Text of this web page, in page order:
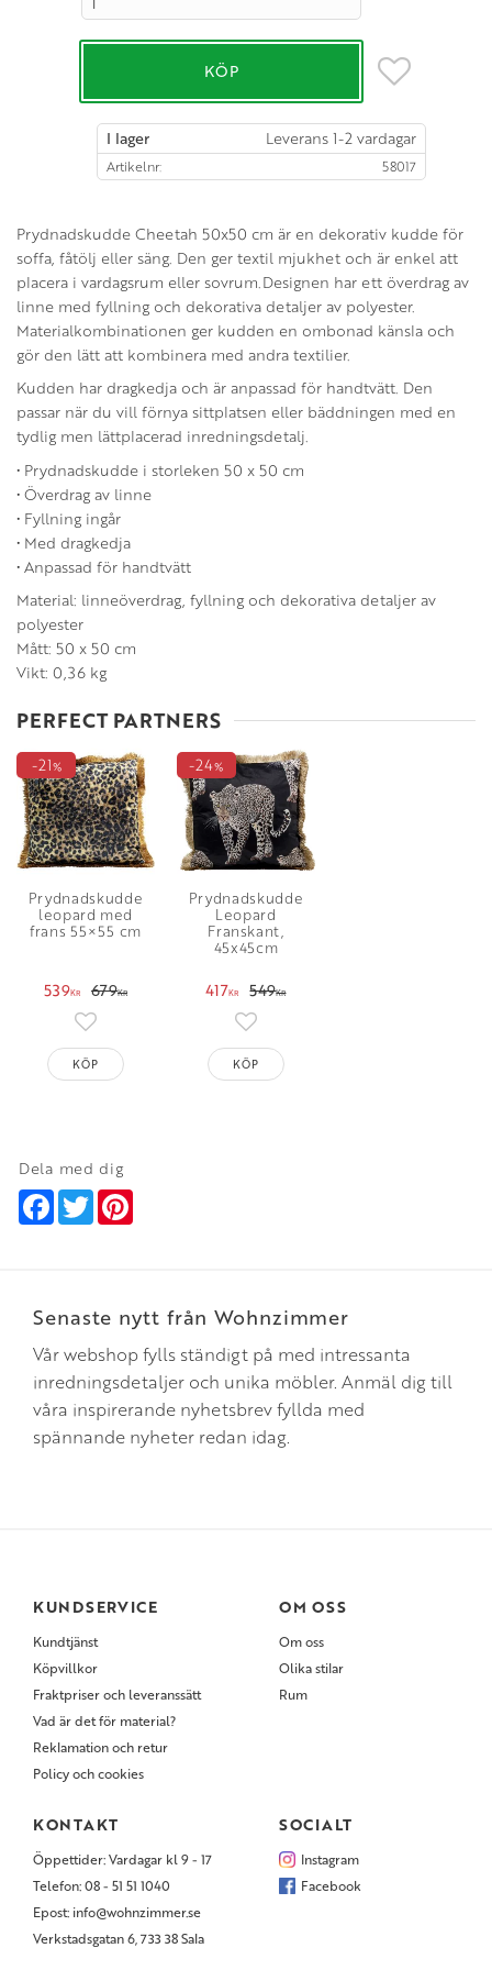
KÖP Lägg till i
I lager
Artikelnr 58017
Prydnadskudde Cheetah 50x50 cm är en dekorativ kudde för
soffa, fåtölj eller säng. Den ger textil mjukhet och är enkel att
placera i vardagsrum eller sovrum.Designen har ett överdrag av
linne med fyllning och dekorativa detaljer av polyester.
Materialkombinationen ger kudden en ombonad känsla och
gör den lätt att kombinera med andra textilier.
Kudden har dragkedja och är anpassad för handtvätt. Den
passar när du vill förnya sittplatsen eller bäddningen med en
tydlig men lättplacerad inredningsdetalj.
• Prydnadskudde i storleken 50 x 50 cm
• Överdrag av linne
• Fyllning ingår
• Med dragkedja
• Anpassad för handtvätt
Material: linneöverdrag, fyllning och dekorativa detaljer av
polyester
Mått: 50 x 50 cm
Vikt: 0,36 kg
PERFECT PARTNERS
Prydnadskudde
leopard med
frans 55×55 cm
539KR 679KR
21%
Lägg till i favoriter
KÖP
Prydnadskudde
Leopard
Franskant,
45x45cm
417KR 549KR
24%
Lägg till i favoriter
KÖP
Dela med dig
Facebook
Twitter
Senaste nytt från Wohnzimmer
Vår webshop fylls ständigt på med intressanta
inredningsdetaljer och unika möbler. Anmäl dig till
våra inspirerande nyhetsbrev fyllda med
spännande nyheter redan idag.
KUNDSERVICE
Kundtjänst
Köpvillkor
Fraktpriser och leveranssätt
Vad är det för material?
Reklamation och retur
Policy och cookies
OM OSS
Om oss
Olika stilar
Rum
KONTAKT
Öppettider: Vardagar kl 9 - 17
Telefon: 08 - 51 51 1040
Epost: info@wohnzimmer.se
Verkstadsgatan 6, 733 38 Sala
SOCIALT
Instagram
Facebook